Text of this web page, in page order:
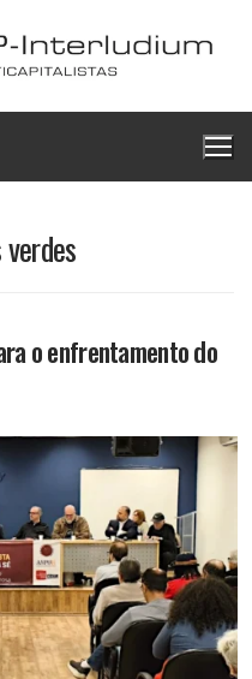
o enfrentamento do